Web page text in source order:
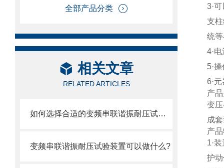
全部产品分类
相关文章
RELATED ARTICLES
如何选择合适的变频串联谐振耐压试验装置？
变频串联谐振耐压试验装置可以做什么?
3·
支
统
4·
5·
6·
产
变
成
产
1·
护